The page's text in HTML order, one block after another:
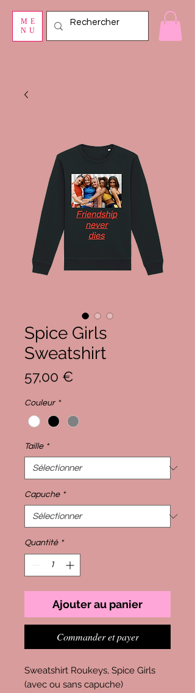
ME
NU
Spice Girls
Sweatshirt
57,00 €
Couleur *
Taille *
Capuche *
Quantité *
Ajouter au panier
Commander et payer
Sweatshirt Roukeys, Spice Girls
(avec ou sans capuche)